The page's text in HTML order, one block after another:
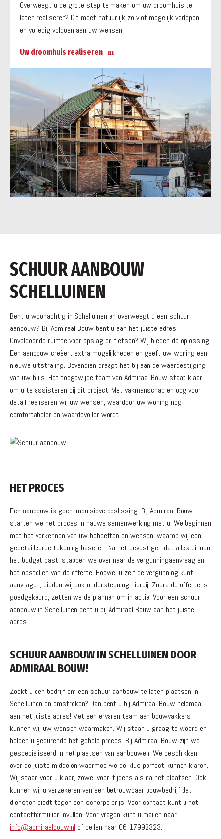
Overweegt u de grote stap te maken om uw droomhuis te
laten realiseren? Dit moet natuurlijk zo vlot mogelijk verlopen
en volledig voldoen aan uw wensen.
Uw droomhuis realiseren
SCHUUR AANBOUW
SCHELLUINEN
Bent u woonachtig in Schelluinen en overweegt u een schuur
aanbouw? Bij Admiraal Bouw bent u aan het juiste adres!
Onvoldoende ruimte voor opslag en fietsen? Wij bieden de oplossing.
Een aanbouw creëert extra mogelijkheden en geeft uw woning een
nieuwe uitstraling. Bovendien draagt het bij aan de waardestijging
van uw huis. Het toegewijde team van Admiraal Bouw staat klaar
om u te assisteren bij dit project. Met vakmanschap en oog voor
detail realiseren wij uw wensen, waardoor uw woning nog
comfortabeler en waardevoller wordt.
HET PROCES
Een aanbouw is geen impulsieve beslissing. Bij Admiraal Bouw
starten we het proces in nauwe samenwerking met u. We beginnen
met het verkennen van uw behoeften en wensen, waarop wij een
gedetailleerde tekening baseren. Na het bevestigen dat alles binnen
het budget past, stappen we over naar de vergunningaanvraag en
het opstellen van de offerte. Hoewel u zelf de vergunning kunt
aanvragen, bieden wij ook ondersteuning hierbij. Zodra de offerte is
goedgekeurd, zetten we de plannen om in actie. Voor een schuur
aanbouw in Schelluinen bent u bij Admiraal Bouw aan het juiste
adres.
SCHUUR AANBOUW IN SCHELLUINEN DOOR
ADMIRAAL BOUW!
Zoekt u een bedrijf om een schuur aanbouw te laten plaatsen in
Schelluinen en omstreken? Dan bent u bij Admiraal Bouw helemaal
aan het juiste adres! Met een ervaren team aan bouwvakkers
kunnen wij uw wensen waarmaken. Wij staan u graag te woord en
helpen u gedurende het gehele proces. Bij Admiraal Bouw zijn we
gespecialiseerd in het plaatsen van aanbouwen. We beschikken
over de juiste middelen waarmee we de klus perfect kunnen klaren.
Wij staan voor u klaar, zowel voor, tijdens als na het plaatsen. Ook
kunnen wij u verzekeren van een betrouwbaar bouwbedrijf dat
diensten biedt tegen een scherpe prijs! Voor contact kunt u het
contactformulier invullen. Voor vragen kunt u mailen naar
info@admiraalbouw.nl of bellen naar 06-17992323.